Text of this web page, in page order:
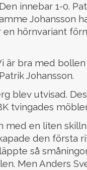
innebar 1-0.
Johansson
hörnvariant
är bra med
Johansson.
blev utvisad.
tvingades
med en liten
den första
så
Men Anders